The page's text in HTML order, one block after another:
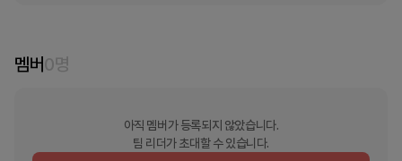
멤버0명
아직 멤버가 등록되지 않았습니다.
팀 리더가 초대할 수 있습니다.